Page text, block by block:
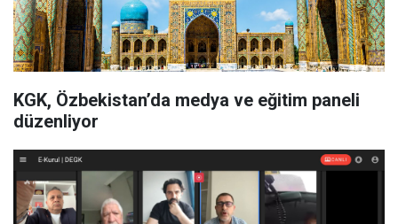
KGK, Özbekistan’da medya ve eğitim paneli
düzenliyor